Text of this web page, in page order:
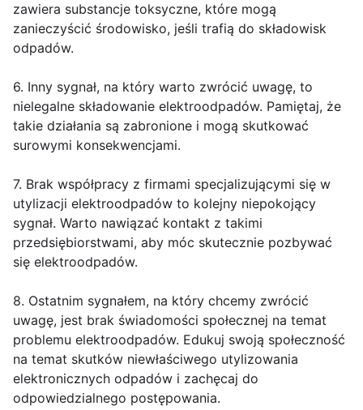
zawiera substancje toksyczne, które mogą
zanieczyścić środowisko, jeśli trafią do składowisk
odpadów.
6. Inny sygnał, na który warto zwrócić uwagę, to
nielegalne składowanie elektroodpadów. Pamiętaj, że
takie działania są zabronione i mogą skutkować
surowymi konsekwencjami.
7. Brak współpracy z firmami specjalizującymi się w
utylizacji elektroodpadów to kolejny niepokojący
sygnał. Warto nawiązać kontakt z takimi
przedsiębiorstwami, aby móc skutecznie pozbywać
się elektroodpadów.
8. Ostatnim sygnałem, na który chcemy zwrócić
uwagę, jest brak świadomości społecznej na temat
problemu elektroodpadów. Edukuj swoją społeczność
na temat skutków niewłaściwego utylizowania
elektronicznych odpadów i zachęcaj do
odpowiedzialnego postępowania.